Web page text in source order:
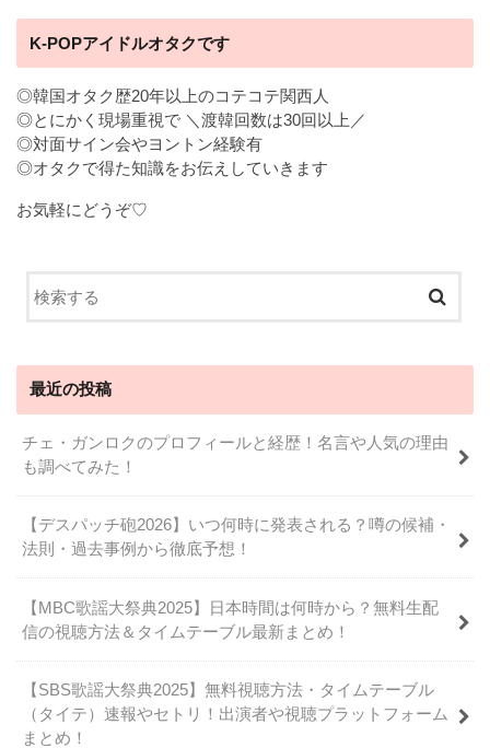
K-POPアイドルオタクです
◎韓国オタク歴20年以上のコテコテ関西人
◎とにかく現場重視で ＼渡韓回数は30回以上／
◎対面サイン会やヨントン経験有
◎オタクで得た知識をお伝えしていきます
お気軽にどうぞ♡
最近の投稿
チェ・ガンロクのプロフィールと経歴！名言や人気の理由
も調べてみた！
【デスパッチ砲2026】いつ何時に発表される？噂の候補・
法則・過去事例から徹底予想！
【MBC歌謡大祭典2025】日本時間は何時から？無料生配
信の視聴方法＆タイムテーブル最新まとめ！
【SBS歌謡大祭典2025】無料視聴方法・タイムテーブル
（タイテ）速報やセトリ！出演者や視聴プラットフォーム
まとめ！